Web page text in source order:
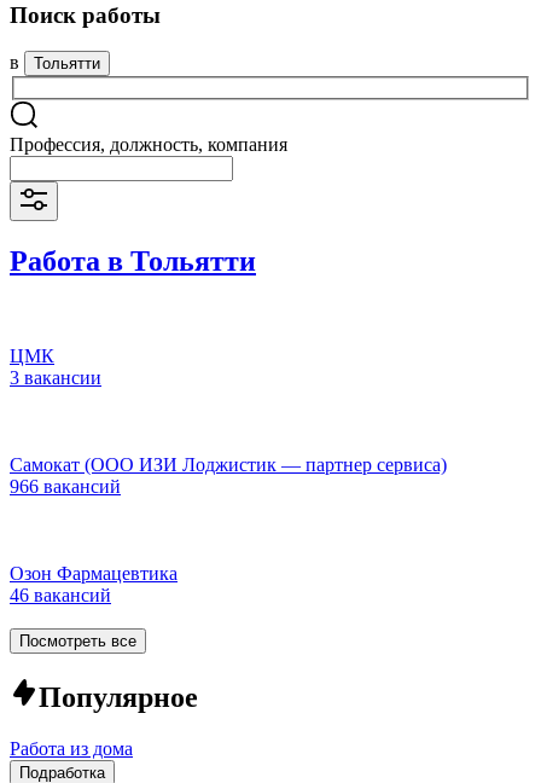
Поиск работы
в Тольятти
Профессия, должность, компания
Работа в Тольятти
ЦМК
3 вакансии
Самокат (ООО ИЗИ Лоджистик — партнер сервиса)
966 вакансий
Озон Фармацевтика
46 вакансий
Посмотреть все
Популярное
Работа из дома
Подработка